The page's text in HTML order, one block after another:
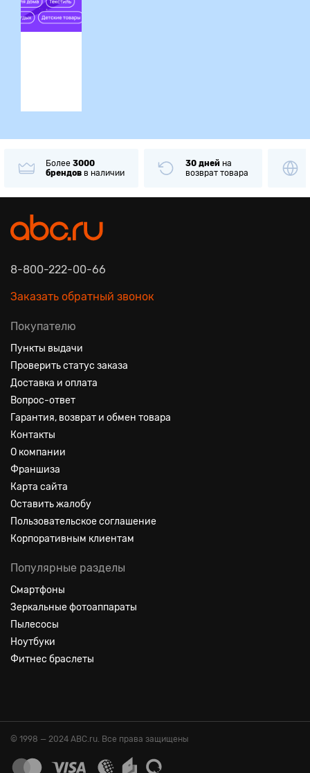
Более 3000
брендов в наличии
30 дней на
возврат товара
8-800-222-00-66
Заказать обратный звонок
Покупателю
Пункты выдачи
Проверить статус заказа
Доставка и оплата
Вопрос-ответ
Гарантия, возврат и обмен товара
Контакты
О компании
Франшиза
Карта сайта
Оставить жалобу
Пользовательское соглашение
Корпоративным клиентам
Популярные разделы
Смартфоны
Зеркальные фотоаппараты
Пылесосы
Ноутбуки
Фитнес браслеты
© 1998 — 2024 ABC.ru. Все права защищены